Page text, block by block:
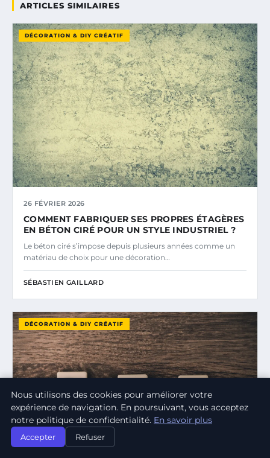
ARTICLES SIMILAIRES
DÉCORATION & DIY CRÉATIF
26 FÉVRIER 2026
COMMENT FABRIQUER SES PROPRES ÉTAGÈRES
EN BÉTON CIRÉ POUR UN STYLE INDUSTRIEL ?
Le béton ciré s’impose depuis plusieurs années comme un
matériau de choix pour une décoration…
SÉBASTIEN GAILLARD
DÉCORATION & DIY CRÉATIF
Nous utilisons des cookies pour améliorer votre
expérience de navigation. En poursuivant, vous acceptez
notre politique de confidentialité. En savoir plus
Accepter Refuser